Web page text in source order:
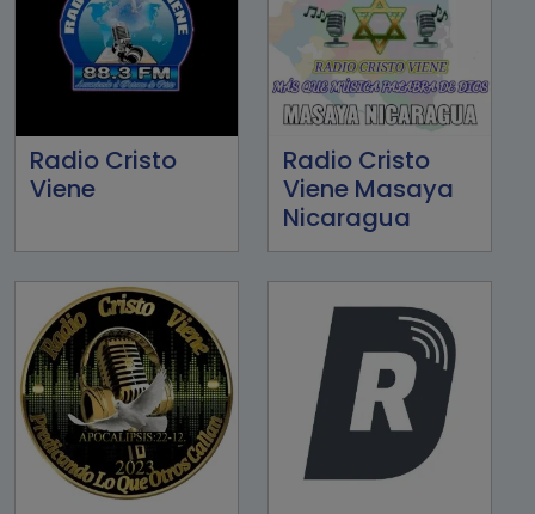
Radio Cristo
Viene
Radio Cristo
Viene Masaya
Nicaragua